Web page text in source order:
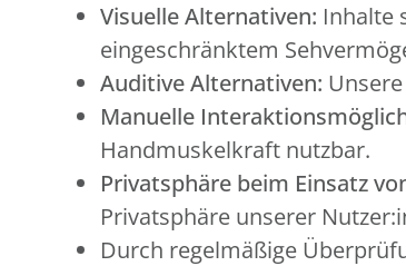
Visuelle Alternativen: Inhalte
eingeschränktem
Auditive Alternativen:
Manuelle
Handmuskelkraft nutzbar.
Privatsphäre beim Einsatz
Privatsphäre unserer
Durch regelmäßige